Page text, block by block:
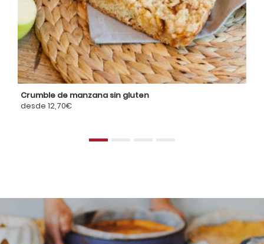
Crumble de manzana sin gluten
desde 12,70€